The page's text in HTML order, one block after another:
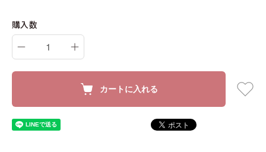
購入数
カートに入れる